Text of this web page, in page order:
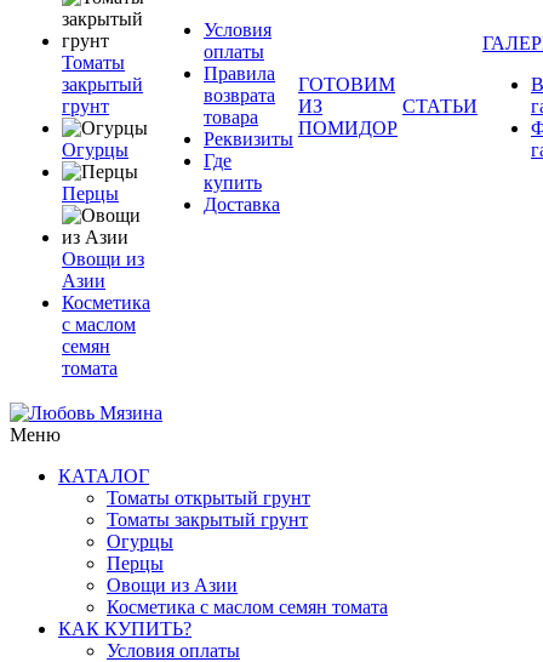
Томаты
закрытый
грунт
Огурцы
Перцы
Овощи из
Азии
Косметика
с маслом
семян
томата
Условия
оплаты
Правила
возврата
товара
Реквизиты
Где
купить
Доставка
ГОТОВИМ
ИЗ
ПОМИДОР
СТАТЬИ
Меню
КАТАЛОГ
Томаты открытый грунт
Томаты закрытый грунт
Огурцы
Перцы
Овощи из Азии
Косметика с маслом семян томата
КАК КУПИТЬ?
Условия оплаты